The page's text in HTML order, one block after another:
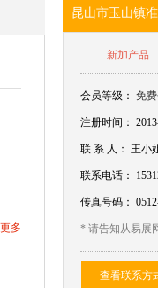
更多
昆山市玉山镇
新加产品
会员等级：免
注册时间：
联 系 人：王小
联系电话：
传真号码：
* 请告知从易展
查看联系方